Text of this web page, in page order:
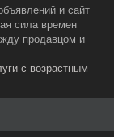
и сайт
сила времен
продавцом и
с возрастным